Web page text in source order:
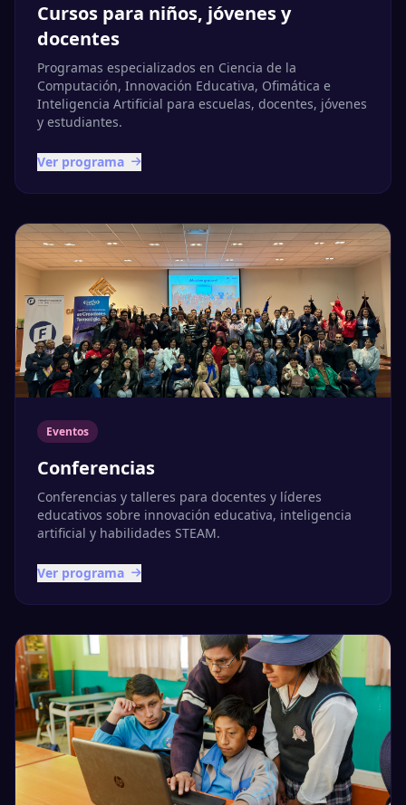
Cursos para niños, jóvenes y
docentes
Programas especializados en Ciencia de la
Computación, Innovación Educativa, Ofimática e
Inteligencia Artificial para escuelas, docentes, jóvenes
y estudiantes.
Ver programa
Eventos
Conferencias
Conferencias y talleres para docentes y líderes
educativos sobre innovación educativa, inteligencia
artificial y habilidades STEAM.
Ver programa